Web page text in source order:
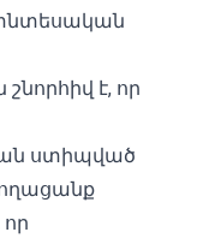
է, որ
ստիպված